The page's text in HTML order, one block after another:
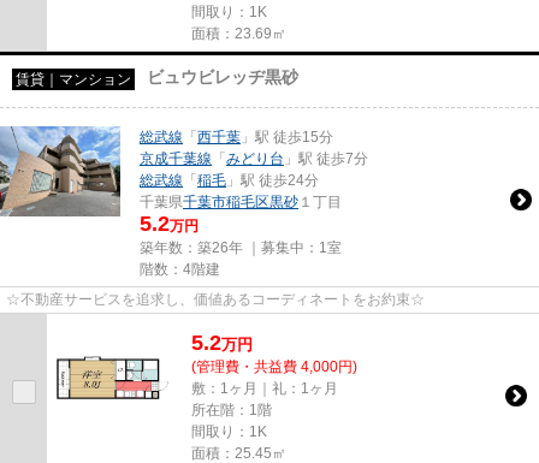
間取り：1K
面積：23.69㎡
賃貸｜マンション ビュウビレッヂ黒砂
総武線 「西千葉 」駅 徒歩15分
京成千葉線 「みどり台 」駅 徒歩7分
総武線 「稲毛 」駅 徒歩24分
千葉県千葉市稲毛区黒砂 １丁目
5.2万円
築年数：築26年 ｜募集中： 1室
階数：4階建
☆不動産サービスを追求し、価値あるコーディネートをお約束☆
5.2万円
(管理費・共益費 4,000円)
敷：1ヶ月｜礼：1ヶ月
所在階：1階
間取り：1K
面積：25.45㎡